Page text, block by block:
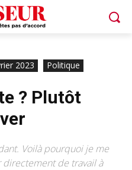
2023 Politique
? Plutôt
Voilà pourquoi je me
de travail à